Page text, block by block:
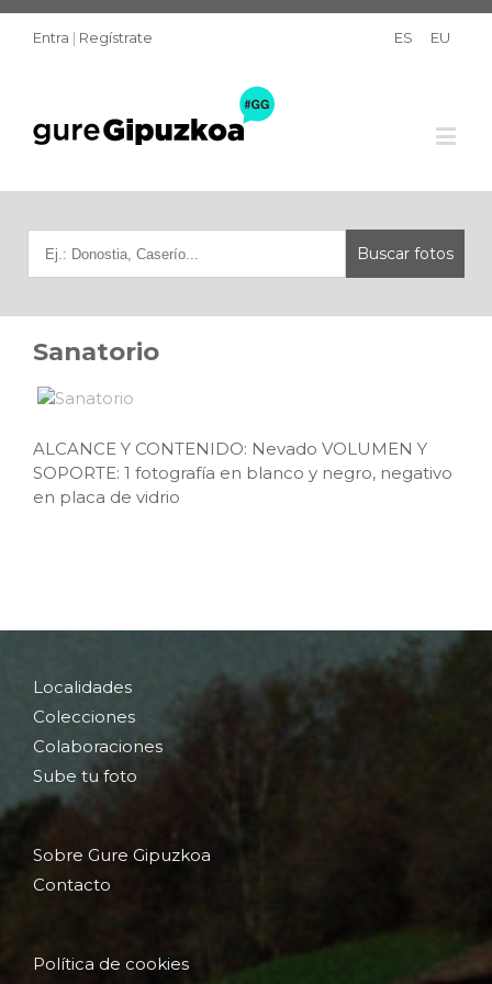
Entra | Regístrate ES EU
Sanatorio
ALCANCE Y CONTENIDO: Nevado VOLUMEN Y
SOPORTE: 1 fotografía en blanco y negro, negativo
en placa de vidrio
Localidades
Colecciones
Colaboraciones
Sube tu foto
Sobre Gure Gipuzkoa
Contacto
Política de cookies